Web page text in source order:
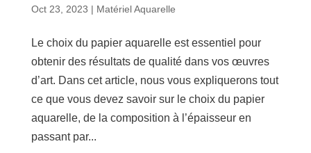
Oct 23, 2023 | Matériel Aquarelle
Le choix du papier aquarelle est essentiel pour
obtenir des résultats de qualité dans vos œuvres
d’art. Dans cet article, nous vous expliquerons tout
ce que vous devez savoir sur le choix du papier
aquarelle, de la composition à l’épaisseur en
passant par...